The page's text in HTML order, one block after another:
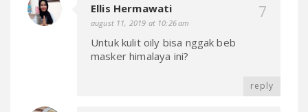
Ellis Hermawati
august 11, 2019 at 10:26 am
Untuk kulit oily bisa nggak beb
masker himalaya ini?
reply